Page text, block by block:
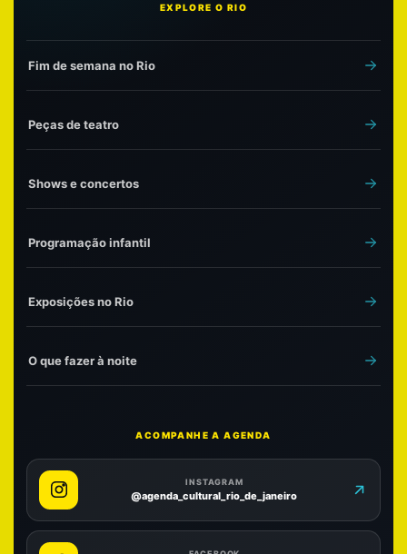
EXPLORE O RIO
Fim de semana no Rio
Peças de teatro
Shows e concertos
Programação infantil
Exposições no Rio
O que fazer à noite
ACOMPANHE A AGENDA
INSTAGRAM
@agenda_cultural_rio_de_janeiro